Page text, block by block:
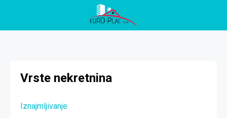
Vrste nekretnina
Iznajmljivanje